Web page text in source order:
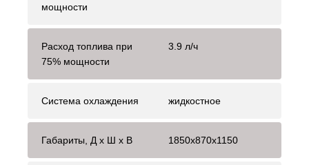
мощности
Расход топлива при
75% мощности
3.9 л/ч
Система охлаждения жидкостное
Габариты, Д x Ш x В 1850x870x1150